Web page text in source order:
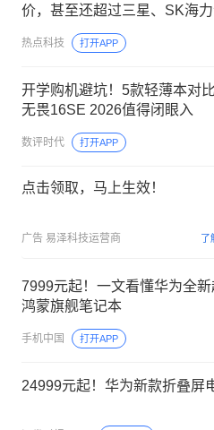
价，甚至还超过三星、SK海
热点科技 打开APP
开学购机避坑！5款轻薄本对
无畏16SE 2026值得闭眼入
数评时代 打开APP
点击领取，马上生效！
广告 易泽科技运营商 了
7999元起！一文看懂华为全
鸿蒙旗舰笔记本
手机中国 打开APP
24999元起！华为新款折叠屏